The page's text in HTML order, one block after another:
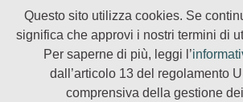
Questo sito utilizza cookies. Se
significa che approvi i nostri termini di
Per saperne di più, leggi l’
dall’articolo 13 del regolamento
comprensiva della gestione